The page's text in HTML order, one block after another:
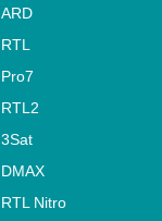
ARD
RTL
Pro7
RTL2
3Sat
DMAX
RTL Nitro